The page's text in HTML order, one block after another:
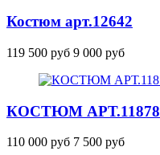
Костюм арт.12642
119 500 руб 9 000 руб
КОСТЮМ АРТ.11878
110 000 руб 7 500 руб